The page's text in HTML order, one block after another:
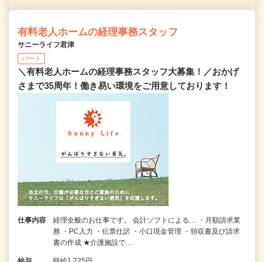
有料老人ホームの経理事務スタッフ
サニーライフ君津
パート
＼有料老人ホームの経理事務スタッフ大募集！／おかげ
さまで35周年！働き易い環境をご用意しております！
仕事内容
経理全般のお仕事です。 会計ソフトによる… ・月額請求業
務 ・PC入力 ・伝票仕訳 ・小口現金管理 ・領収書及び請求
書の作成 ★介護施設で…